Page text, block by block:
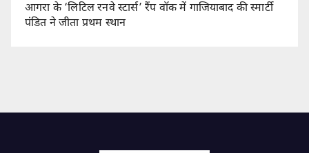
आगरा के ‘लिटिल रनवे स्टार्स’ रैंप वॉक में गाजियाबाद की स्मार्टी
पंडित ने जीता प्रथम स्थान